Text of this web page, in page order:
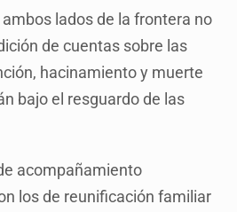
lados de la frontera no
de cuentas sobre las
hacinamiento y muerte
bajo el resguardo de las
acompañamiento
los de reunificación familiar